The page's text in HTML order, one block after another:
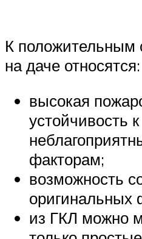
К положительным
на даче относятся:
высокая
устойчивость к
факторам;
возможность
оригинальных
из ГКЛ можно